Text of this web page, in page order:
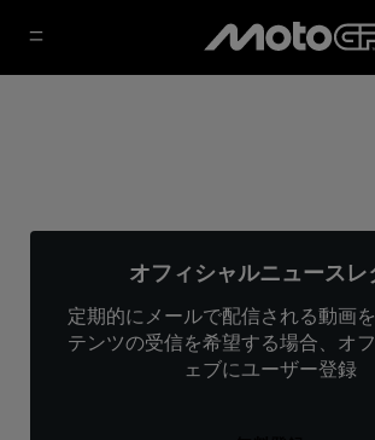
オフィシャルニュースレ
定期的にメールで配信される動画
テンツの受信を希望する場合、オ
ェブにユーザー登録